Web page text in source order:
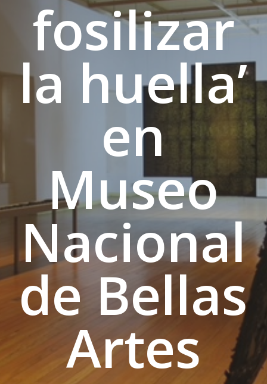
fosilizar
la huella’
en
Museo
Nacional
de Bellas
Artes